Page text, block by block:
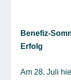
Benefiz-
Erfolg
Am 28. Juli